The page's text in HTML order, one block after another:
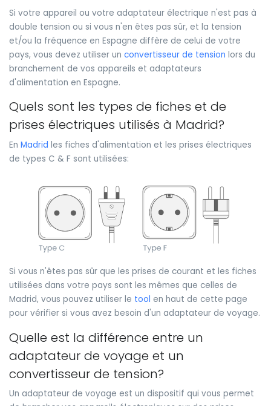
Si votre appareil ou votre adaptateur électrique n'est pas à
double tension ou si vous n'en êtes pas sûr, et la tension
et/ou la fréquence en Espagne diffère de celui de votre
pays, vous devez utiliser un convertisseur de tension lors du
branchement de vos appareils et adaptateurs
d'alimentation en Espagne.
Quels sont les types de fiches et de
prises électriques utilisés à Madrid?
En Madrid les fiches d'alimentation et les prises électriques
de types C & F sont utilisées:
Si vous n'êtes pas sûr que les prises de courant et les fiches
utilisées dans votre pays sont les mêmes que celles de
Madrid, vous pouvez utiliser le tool en haut de cette page
pour vérifier si vous avez besoin d'un adaptateur de voyage.
Quelle est la différence entre un
adaptateur de voyage et un
convertisseur de tension?
Un adaptateur de voyage est un dispositif qui vous permet